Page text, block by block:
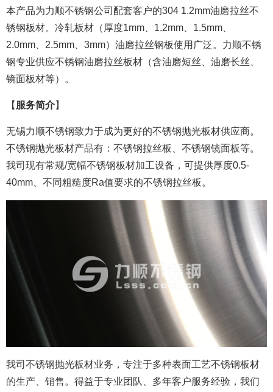
本产品为力顺不锈钢公司配套客户的304 1.2mm油磨拉丝不
锈钢板材。冷轧板材（厚度1mm、1.2mm、1.5mm、
2.0mm、2.5mm、3mm）油磨拉丝钢板使用广泛。力顺不锈
钢专业供应不锈钢油磨拉丝板材（含油磨短丝、油磨长丝、
镜面板材等）。
【 服务简介】
无锡力顺不锈钢致力于成为更好的不锈钢抛光板材供应商。
不锈钢抛光板材产品有：不锈钢拉丝板、不锈钢镜面板等。
我司现有常规/宽幅不锈钢板材加工设备，可提供厚度0.5-
40mm、不同粗糙度Ra值要求的不锈钢拉丝板。
我司不锈钢抛光板材业务，专注于多种表面工艺不锈钢板材
的生产、销售。得益于专业团队、多年客户服务经验，我们